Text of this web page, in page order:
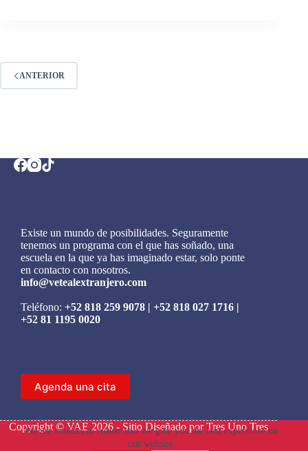
We use cookies to ensure that we give you the best experience on
our website.
ANTERIOR
Existe un mundo de posibilidades. Seguramente
tenemos un programa con el que has soñado, una
escuela en la que ya has imaginado estar, solo ponte
en contacto con nosotros.
info@vetealextranjero.com
Teléfono: +52 818 259 9078 | +52 818 027 1716 |
+52 81 1195 0020
Agenda una cita
Copyright © VAE 2026 - Sitio Diseñado porTres Uno Tres